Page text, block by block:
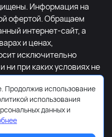
Информация на
офертой. Обращаем
интернет-сайт, а
и ценах,
исключительно
при каких условиях не
определяемой
кодекса
подробной
указанных
обращайтесь к
Продолжив использование
использования
данных и